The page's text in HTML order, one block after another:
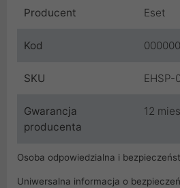
Producent Eset
Kod
SKU
Gwarancja
producenta
12
Osoba odpowiedzialna i
Uniwersalna informacja o